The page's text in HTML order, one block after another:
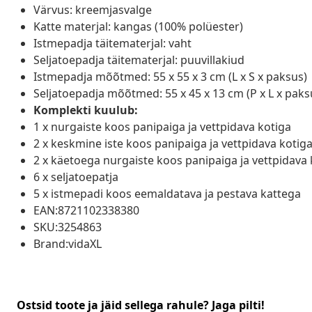
Värvus: kreemjasvalge
Katte materjal: kangas (100% polüester)
Istmepadja täitematerjal: vaht
Seljatoepadja täitematerjal: puuvillakiud
Istmepadja mõõtmed: 55 x 55 x 3 cm (L x S x paksus)
Seljatoepadja mõõtmed: 55 x 45 x 13 cm (P x L x
Komplekti kuulub:
1 x nurgaiste koos panipaiga ja vettpidava kotiga
2 x keskmine iste koos panipaiga ja vettpidava kotiga
2 x käetoega nurgaiste koos panipaiga ja vettpidava
6 x seljatoepatja
5 x istmepadi koos eemaldatava ja pestava kattega
EAN:8721102338380
SKU:3254863
Brand:vidaXL
Ostsid toote ja jäid sellega rahule? Jaga pilti!